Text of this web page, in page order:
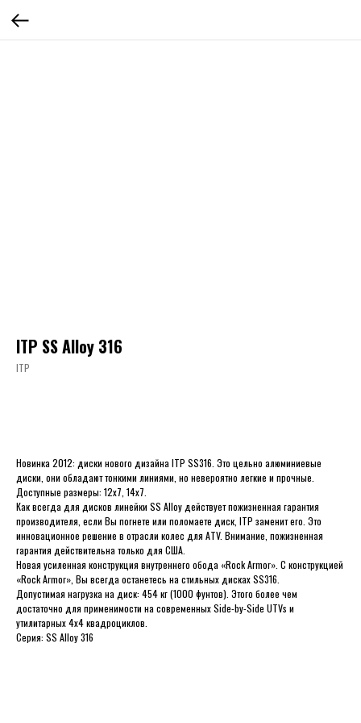
ITP SS Alloy 316
ITP
Новинка 2012: диски нового дизайна ITP SS316. Это цельно алюминиевые
диски, они обладают тонкими линиями, но невероятно легкие и прочные.
Доступные размеры: 12x7, 14x7.
Как всегда для дисков линейки SS Alloy действует пожизненная гарантия
производителя, если Вы погнете или поломаете диск, ITP заменит его. Это
инновационное решение в отрасли колес для ATV. Внимание, пожизненная
гарантия действительна только для США.
Новая усиленная конструкция внутреннего обода «Rock Armor». С конструкцией
«Rock Armor», Вы всегда останетесь на стильных дисках SS316.
Допустимая нагрузка на диск: 454 кг (1000 фунтов). Этого более чем
достаточно для применимости на современных Side-by-Side UTVs и
утилитарных 4x4 квадроциклов.
Серия: SS Alloy 316